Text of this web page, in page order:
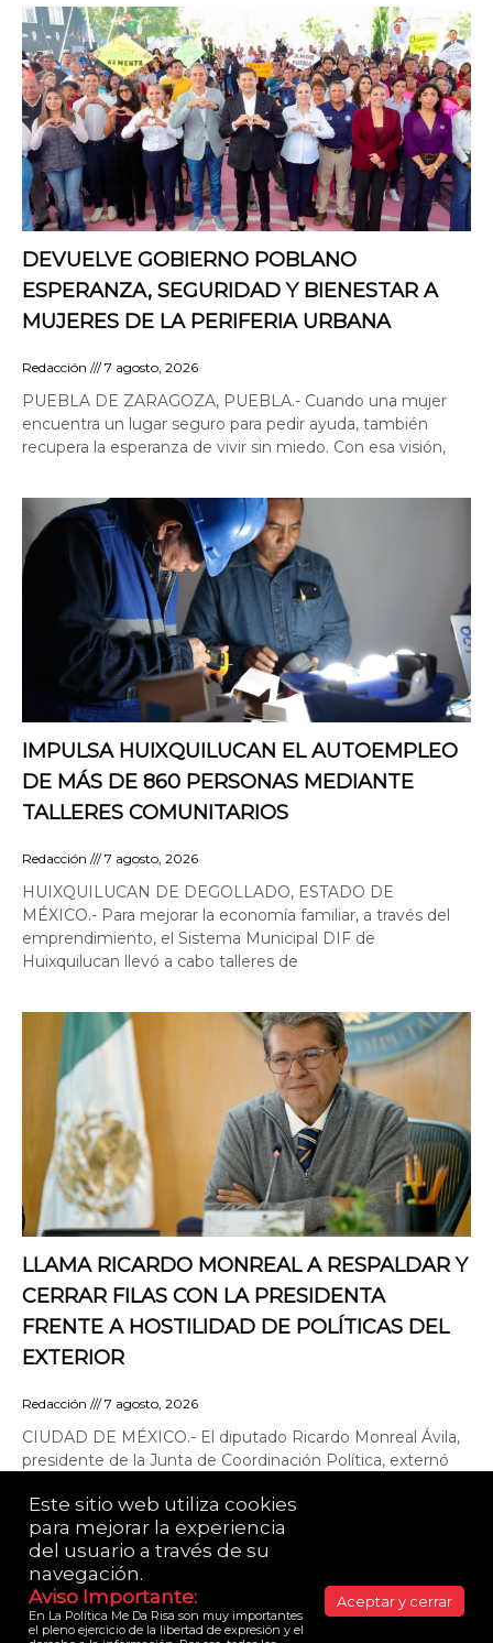
DEVUELVE GOBIERNO POBLANO
ESPERANZA, SEGURIDAD Y BIENESTAR A
MUJERES DE LA PERIFERIA URBANA
Redacción 7 agosto, 2026
PUEBLA DE ZARAGOZA, PUEBLA.- Cuando una mujer
encuentra un lugar seguro para pedir ayuda, también
recupera la esperanza de vivir sin miedo. Con esa visión,
IMPULSA HUIXQUILUCAN EL AUTOEMPLEO
DE MÁS DE 860 PERSONAS MEDIANTE
TALLERES COMUNITARIOS
Redacción 7 agosto, 2026
HUIXQUILUCAN DE DEGOLLADO, ESTADO DE
MÉXICO.- Para mejorar la economía familiar, a través del
emprendimiento, el Sistema Municipal DIF de
Huixquilucan llevó a cabo talleres de
LLAMA RICARDO MONREAL A RESPALDAR Y
CERRAR FILAS CON LA PRESIDENTA
FRENTE A HOSTILIDAD DE POLÍTICAS DEL
EXTERIOR
Redacción 7 agosto, 2026
CIUDAD DE MÉXICO.- El diputado Ricardo Monreal Ávila,
presidente de la Junta de Coordinación Política, externó
LA POLÍTICA ME DA RISA© es una publicación de
Yazmín Alessandrini. 2021 Todos los derechos
reservados.
Consulta nuestro Aviso de Privacidad
Este sitio web utiliza cookies
para mejorar la experiencia
del usuario a través de su
navegación.​
Aviso Importante:​
En La Política Me Da Risa son muy importantes
el pleno ejercicio de la libertad de expresión y el
Aceptar y cerrar